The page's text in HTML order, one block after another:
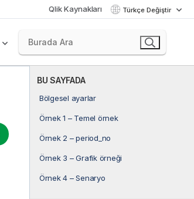
Qlik Kaynakları Türkçe Değiştir
BU SAYFADA
Bölgesel ayarlar
Örnek 1 – Temel örnek
Örnek 2 – period_no
Örnek 3 – Grafik örneği
Örnek 4 – Senaryo